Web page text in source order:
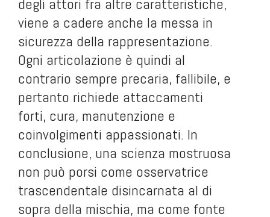
degli attori fra altre caratteristiche,
viene a cadere anche la messa in
sicurezza della rappresentazione.
Ogni articolazione è quindi al
contrario sempre precaria, fallibile, e
pertanto richiede attaccamenti
forti, cura, manutenzione e
coinvolgimenti appassionati. In
conclusione, una scienza mostruosa
non può porsi come osservatrice
trascendentale disincarnata al di
sopra della mischia, ma come fonte